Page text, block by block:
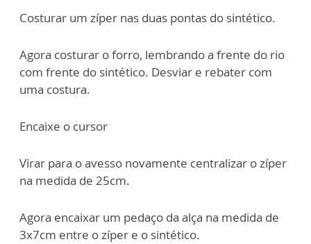
Costurar um zíper nas duas pontas do sintético.
Agora costurar o forro, lembrando a frente do rio
com frente do sintético. Desviar e rebater com
uma costura.
Encaixe o cursor
Virar para o avesso novamente centralizar o zíper
na medida de 25cm.
Agora encaixar um pedaço da alça na medida de
3x7cm entre o zíper e o sintético.